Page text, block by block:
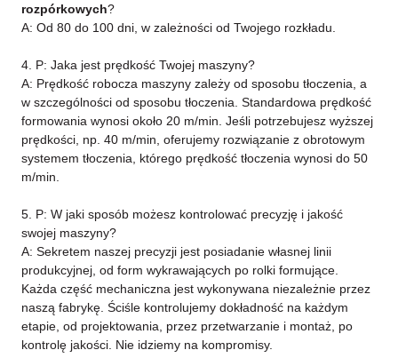
rozpórkowych?
A: Od 80 do 100 dni, w zależności od Twojego rozkładu.
4. P: Jaka jest prędkość Twojej maszyny?
A: Prędkość robocza maszyny zależy od sposobu tłoczenia, a
w szczególności od sposobu tłoczenia. Standardowa prędkość
formowania wynosi około 20 m/min. Jeśli potrzebujesz wyższej
prędkości, np. 40 m/min, oferujemy rozwiązanie z obrotowym
systemem tłoczenia, którego prędkość tłoczenia wynosi do 50
m/min.
5. P: W jaki sposób możesz kontrolować precyzję i jakość
swojej maszyny?
A: Sekretem naszej precyzji jest posiadanie własnej linii
produkcyjnej, od form wykrawających po rolki formujące.
Każda część mechaniczna jest wykonywana niezależnie przez
naszą fabrykę. Ściśle kontrolujemy dokładność na każdym
etapie, od projektowania, przez przetwarzanie i montaż, po
kontrolę jakości. Nie idziemy na kompromisy.